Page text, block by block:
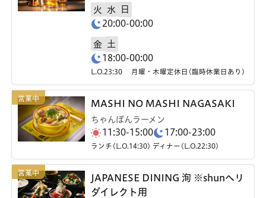
火 水
日
20:00-00:00
金
土
18:00-00:00
L.O.23:30 月曜・木曜定休日(臨時休業日あり)
MASHI NO MASHI NAGASAKI
ちゃんぽんラーメン
11:30-15:00 17:00-23:00
ランチ(L.O.14:30) ディナー(L.O.22:30)
JAPANESE DINING 洵 ※shunへリ
ダイレクト用